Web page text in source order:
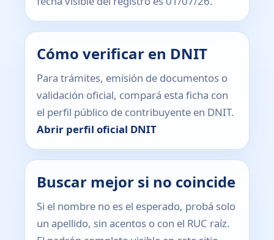
Cómo verificar en DNIT
Para trámites, emisión de documentos o
validación oficial, compará esta ficha con
el perfil público de contribuyente en DNIT.
Abrir perfil oficial DNIT
Buscar mejor si no coincide
Si el nombre no es el esperado, probá solo
un apellido, sin acentos o con el RUC raíz.